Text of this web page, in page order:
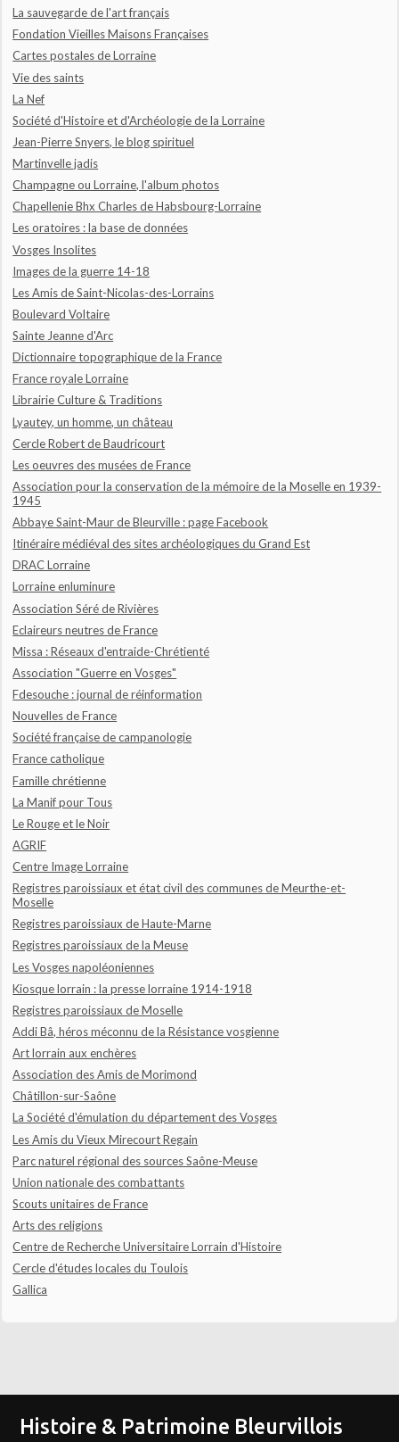
La sauvegarde de l'art français
Fondation Vieilles Maisons Françaises
Cartes postales de Lorraine
Vie des saints
La Nef
Société d'Histoire et d'Archéologie de la Lorraine
Jean-Pierre Snyers, le blog spirituel
Martinvelle jadis
Champagne ou Lorraine, l'album photos
Chapellenie Bhx Charles de Habsbourg-Lorraine
Les oratoires : la base de données
Vosges Insolites
Images de la guerre 14-18
Les Amis de Saint-Nicolas-des-Lorrains
Boulevard Voltaire
Sainte Jeanne d'Arc
Dictionnaire topographique de la France
France royale Lorraine
Librairie Culture & Traditions
Lyautey, un homme, un château
Cercle Robert de Baudricourt
Les oeuvres des musées de France
Association pour la conservation de la mémoire de la Moselle en 1939-
1945
Abbaye Saint-Maur de Bleurville : page Facebook
Itinéraire médiéval des sites archéologiques du Grand Est
DRAC Lorraine
Lorraine enluminure
Association Séré de Rivières
Eclaireurs neutres de France
Missa : Réseaux d'entraide-Chrétienté
Association "Guerre en Vosges"
Fdesouche : journal de réinformation
Nouvelles de France
Société française de campanologie
France catholique
Famille chrétienne
La Manif pour Tous
Le Rouge et le Noir
AGRIF
Centre Image Lorraine
Registres paroissiaux et état civil des communes de Meurthe-et-
Moselle
Registres paroissiaux de Haute-Marne
Registres paroissiaux de la Meuse
Les Vosges napoléoniennes
Kiosque lorrain : la presse lorraine 1914-1918
Registres paroissiaux de Moselle
Addi Bâ, héros méconnu de la Résistance vosgienne
Art lorrain aux enchères
Association des Amis de Morimond
Châtillon-sur-Saône
La Société d'émulation du département des Vosges
Les Amis du Vieux Mirecourt Regain
Parc naturel régional des sources Saône-Meuse
Union nationale des combattants
Scouts unitaires de France
Arts des religions
Centre de Recherche Universitaire Lorrain d'Histoire
Cercle d'études locales du Toulois
Gallica
Histoire & Patrimoine Bleurvillois